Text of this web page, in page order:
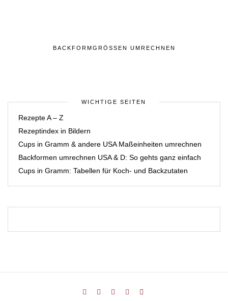
BACKFORMGRÖSSEN UMRECHNEN
WICHTIGE SEITEN
Rezepte A – Z
Rezeptindex in Bildern
Cups in Gramm & andere USA Maßeinheiten umrechnen
Backformen umrechnen USA & D: So gehts ganz einfach
Cups in Gramm: Tabellen für Koch- und Backzutaten